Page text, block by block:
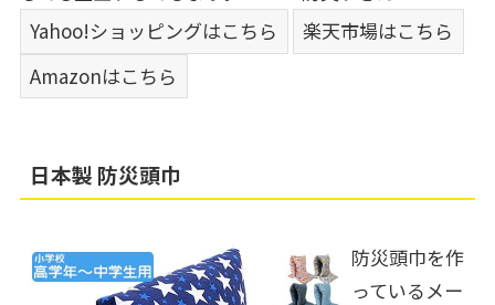
Yahoo!ショッピングはこちら
楽天市場はこちら
Amazonはこちら
日本製 防災頭巾
防災頭巾を作
っているメー